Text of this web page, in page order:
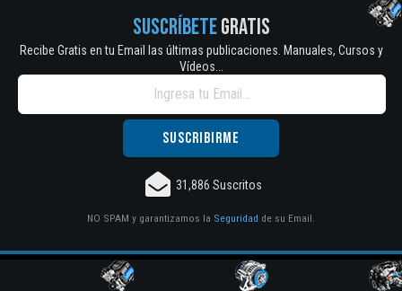
SUSCRÍBETEGRATIS
Recibe Gratis en tu Email las últimas publicaciones. Manuales, Cursos y
Vídeos...
31,886 Suscritos
NO SPAM y garantizamos la Seguridad de su Email.